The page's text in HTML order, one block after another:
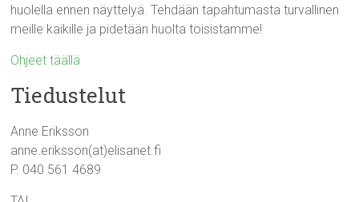
huolella ennen näyttelyä. Tehdään tapahtumasta turvallinen
meille kaikille ja pidetään huolta toisistamme!
Ohjeet täällä
Tiedustelut
Anne Eriksson
anne.eriksson(at)elisanet.fi
P. 040 561 4689